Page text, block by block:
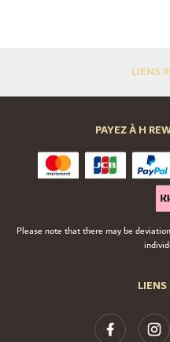
LIENS
PAYEZ À H
Please note that there may be